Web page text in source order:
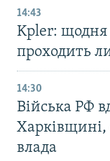
14:43
Kpler: щодня
проходить
14:30
Війська РФ
Харківщині,
влада